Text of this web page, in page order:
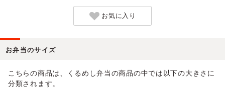
お気に入り
お弁当のサイズ
こちらの商品は、くるめし弁当の商品の中では以下の大きさに
分類されます。